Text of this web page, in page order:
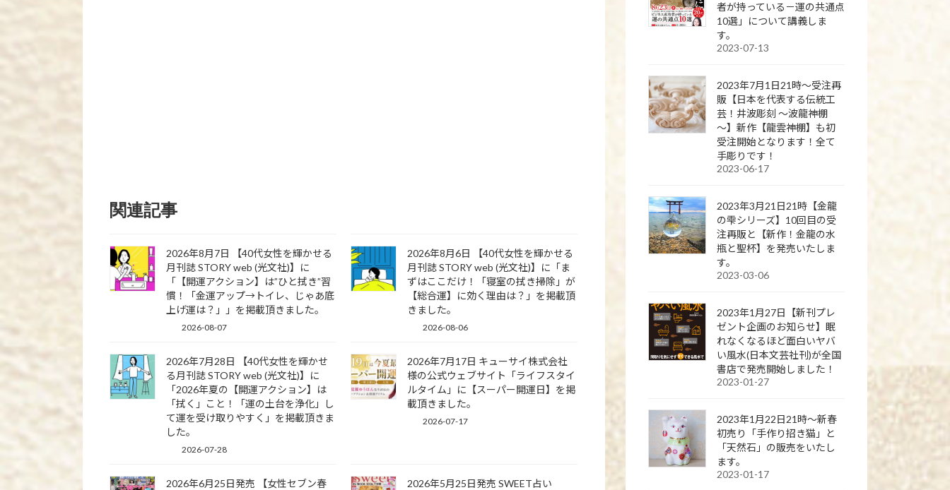
関連記事
2026年8月7日 【40代女性を輝かせる
月刊誌 STORY web (光文社)】に
「【開運アクション】は”ひと拭き”習
慣！「金運アップ→トイレ、じゃあ底
上げ運は？」」を掲載頂きました。
2026-08-07
2026年8月6日 【40代女性を輝かせる
月刊誌 STORY web (光文社)】に「ま
ずはここだけ！「寝室の拭き掃除」が
【総合運】に効く理由は？」を掲載頂
きました。
2026-08-06
2026年7月28日 【40代女性を輝かせ
る月刊誌 STORY web (光文社)】に
「2026年夏の【開運アクション】は
「拭く」こと！「運の土台を浄化」し
て運を受け取りやすく」を掲載頂きま
した。
2026-07-28
2026年7月17日 キューサイ株式会社
様の公式ウェブサイト「ライフスタイ
ルタイム」に【スーパー開運日】を掲
載頂きました。
2026-07-17
2026年6月25日発売 【女性セブン春
2026年5月25日発売 SWEET占い
者が持っている－運の共通点
10選」について講義しま
す。
2023-07-13
2023年7月1日21時～受注再
販【日本を代表する伝統工
芸！井波彫刻 ～波龍神棚
～】新作【龍雲神棚】も初
受注開始となります！全て
手彫りです！
2023-06-17
2023年3月21日21時【金龍
の雫シリーズ】10回目の受
注再販と【新作！金龍の水
瓶と聖杯】を発売いたしま
す。
2023-03-06
2023年1月27日【新刊プレ
ゼント企画のお知らせ】眠
れなくなるほど面白いヤバ
い風水(日本文芸社刊)が全国
書店で発売開始しました！
2023-01-27
2023年1月22日21時～新春
初売り「手作り招き猫」と
「天然石」の販売をいたし
ます。
2023-01-17